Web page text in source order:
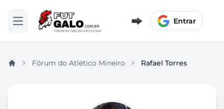
Abrir menu Entrar
Fórum do Atlético Mineiro Rafael Torres